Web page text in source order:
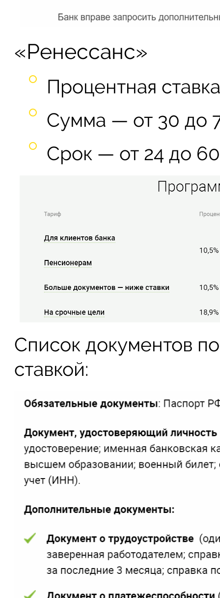
«Ренессанс»
Процентная
Сумма — от 30 до
Срок — от 24 до
Список документов
ставкой: